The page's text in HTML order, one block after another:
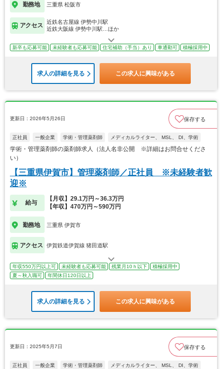
勤務地 三重県 松阪市
アクセス
近鉄名古屋線 伊勢中川駅
近鉄大阪線 伊勢中川駅…ほか
新卒も応募可能 未経験者も応募可能 住宅補助（手当）あり 車通勤可 積極採用中
求人の詳細を見る この求人に興味がある
更新日：2026年5月26日 保存する
正社員 一般企業 学術・管理薬剤師 メディカルライター、 MSL、 DI、学術
学術・管理薬剤師の薬剤師求人（法人名非公開 ※詳細はお問合せくださ
い）
【三重県伊賀市】管理薬剤師／正社員 ※未経験者歓
迎※
給与
【月収】29.1万円～36.3万円
【年収】470万円～590万円
勤務地 三重県 伊賀市
アクセス 伊賀鉄道伊賀線 猪田道駅
年収550万円以上可 未経験者も応募可能 残業月10ｈ以下
積極採用中
夏～秋入職可
年間休日120日以上
求人の詳細を見る この求人に興味がある
更新日：2025年5月7日 保存する
正社員 一般企業 学術・管理薬剤師 メディカルライター、 MSL、 DI、学術